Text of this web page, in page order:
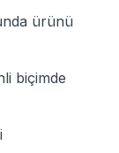
ürünü
biçimde